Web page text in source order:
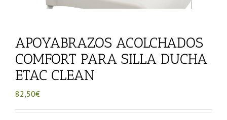
APOYABRAZOS ACOLCHADOS
COMFORT PARA SILLA DUCHA
ETAC CLEAN
82,50€